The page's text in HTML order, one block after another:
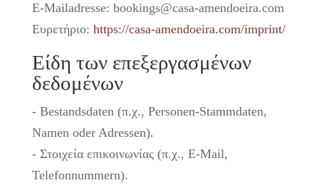
E-Mailadresse: bookings@casa-amendoeira.com
Ευρετήριο: https://casa-amendoeira.com/imprint/
Είδη των επεξεργασμένων
δεδομένων
- Bestandsdaten (π.χ., Personen-Stammdaten,
Namen oder Adressen).
- Στοιχεία επικοινωνίας (π.χ., E-Mail,
Telefonnummern).